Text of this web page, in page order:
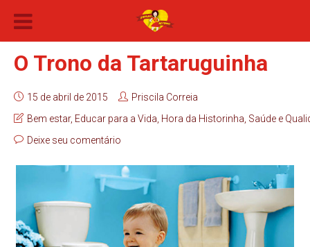
O Trono da Tartaruguinha
15 de abril de 2015
Priscila Correia
Bem estar, Educar para a Vida Hora da Historinha Saúde e
Deixe seu comentário